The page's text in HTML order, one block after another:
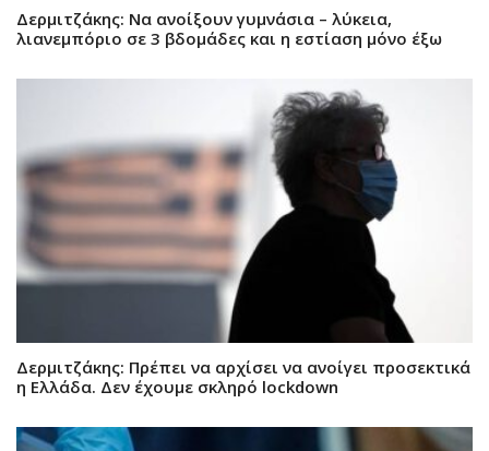
Δερμιτζάκης: Να ανοίξουν γυμνάσια – λύκεια,
λιανεμπόριο σε 3 βδομάδες και η εστίαση μόνο έξω
Δερμιτζάκης: Πρέπει να αρχίσει να ανοίγει προσεκτικά
η Ελλάδα. Δεν έχουμε σκληρό lockdown